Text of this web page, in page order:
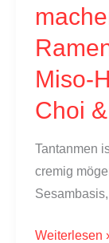
Miso-
Choi
Tantanmen
cremig
Tantanmen
Weiterlesen